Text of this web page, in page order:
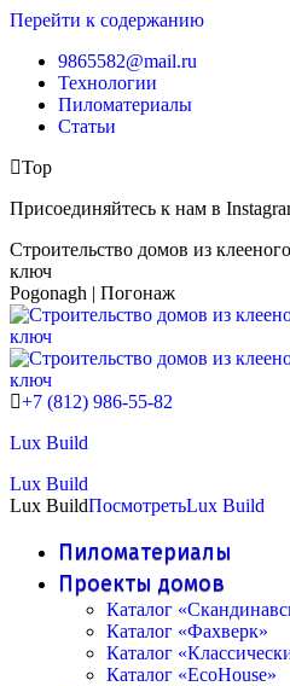
Перейти к содержанию
9865582@mail.ru
Технологии
Пиломатериалы
Статьи
Top
Присоединяйтесь к нам в
Строительство домов из
ключ
Pogonagh | Погонаж
+7 (812) 986-55-82
Lux Build
Lux Build
Lux BuildПосмотретьLux Build
Пиломатериалы
Проекты домов
Каталог
Каталог «Фахверк»
Каталог
Каталог «EcoHouse»